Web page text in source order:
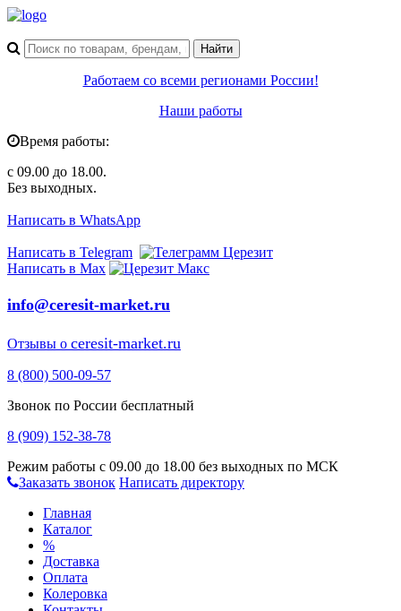
Работаем со всеми регионами России!
Наши работы
Время работы:
с 09.00 до 18.00.
Без выходных.
Написать в WhatsApp
Написать в Telegram
Написать в Max
info@ceresit-market.ru
Отзывы о ceresit-market.ru
8 (800) 500-09-57
Звонок по России бесплатный
8 (909) 152-38-78
Режим работы с 09.00 до 18.00 без выходных по МСК
Заказать звонок Написать директору
Главная
Каталог
%
Доставка
Оплата
Колеровка